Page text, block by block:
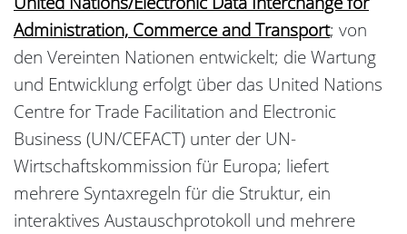
Administration, Commerce and Transport; von
den Vereinten Nationen entwickelt; die Wartung
und Entwicklung erfolgt über das United Nations
Centre for Trade Facilitation and Electronic
Business (UN/CEFACT) unter der UN-
Wirtschaftskommission für Europa; liefert
mehrere Syntaxregeln für die Struktur, ein
interaktives Austauschprotokoll und mehrere